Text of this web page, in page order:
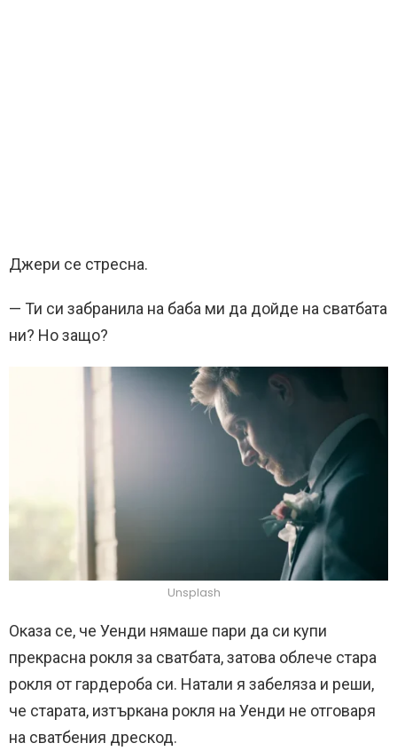
Джери се стресна.
— Ти си забранила на баба ми да дойде на сватбата
ни? Но защо?
Unsplash
Оказа се, че Уенди нямаше пари да си купи
прекрасна рокля за сватбата, затова облече стара
рокля от гардероба си. Натали я забеляза и реши,
че старата, изтъркана рокля на Уенди не отговаря
на сватбения дрескод.